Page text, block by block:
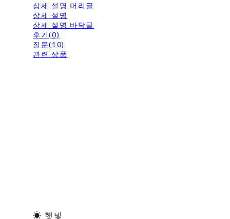
상세 설명 머리글
상세 설명
상세 설명 바닥글
후기(0)
질문(10)
관련 상품
☀ 햇빛